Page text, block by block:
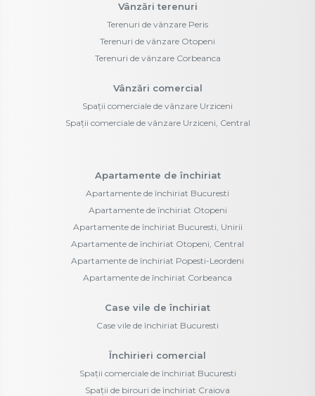
Vânzări terenuri
Terenuri de vânzare Peris
Terenuri de vânzare Otopeni
Terenuri de vânzare Corbeanca
Vânzări comercial
Spații comerciale de vânzare Urziceni
Spații comerciale de vânzare Urziceni, Central
Apartamente de închiriat
Apartamente de închiriat Bucuresti
Apartamente de închiriat Otopeni
Apartamente de închiriat Bucuresti, Unirii
Apartamente de închiriat Otopeni, Central
Apartamente de închiriat Popesti-Leordeni
Apartamente de închiriat Corbeanca
Case vile de închiriat
Case vile de închiriat Bucuresti
Închirieri comercial
Spații comerciale de închiriat Bucuresti
Spații de birouri de închiriat Craiova